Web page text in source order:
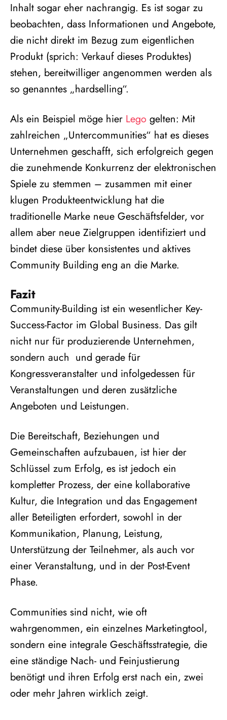
Inhalt sogar eher nachrangig. Es ist sogar zu
beobachten, dass Informationen und Angebote,
die nicht direkt im Bezug zum eigentlichen
Produkt (sprich: Verkauf dieses Produktes)
stehen, bereitwilliger angenommen werden als
so genanntes „hardselling“.
Als ein Beispiel möge hier Lego gelten: Mit
zahlreichen „Untercommunities“ hat es dieses
Unternehmen geschafft, sich erfolgreich gegen
die zunehmende Konkurrenz der elektronischen
Spiele zu stemmen – zusammen mit einer
klugen Produkteentwicklung hat die
traditionelle Marke neue Geschäftsfelder, vor
allem aber neue Zielgruppen identifiziert und
bindet diese über konsistentes und aktives
Community Building eng an die Marke.
Fazit
Community-Building ist ein wesentlicher Key-
Success-Factor im Global Business. Das gilt
nicht nur für produzierende Unternehmen,
sondern auch und gerade für
Kongressveranstalter und infolgedessen für
Veranstaltungen und deren zusätzliche
Angeboten und Leistungen.
Die Bereitschaft, Beziehungen und
Gemeinschaften aufzubauen, ist hier der
Schlüssel zum Erfolg, es ist jedoch ein
kompletter Prozess, der eine kollaborative
Kultur, die Integration und das Engagement
aller Beteiligten erfordert, sowohl in der
Kommunikation, Planung, Leistung,
Unterstützung der Teilnehmer, als auch vor
einer Veranstaltung, und in der Post-Event
Phase.
Communities sind nicht, wie oft
wahrgenommen, ein einzelnes Marketingtool,
sondern eine integrale Geschäftsstrategie, die
eine ständige Nach- und Feinjustierung
benötigt und ihren Erfolg erst nach ein, zwei
oder mehr Jahren wirklich zeigt.